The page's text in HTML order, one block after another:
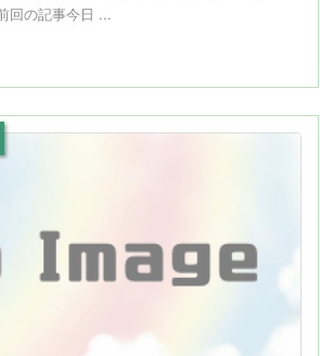
回の記事今日 ...